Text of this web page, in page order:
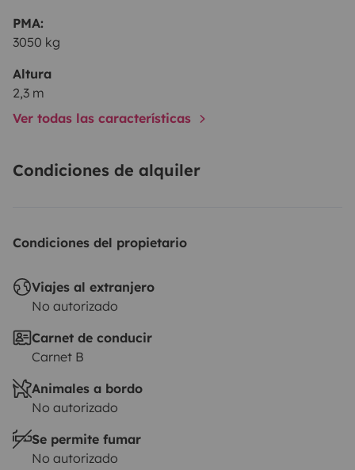
PMA:
3050 kg
Altura
2,3 m
Ver todas las características
Condiciones de alquiler
Condiciones del propietario
Viajes al extranjero
No autorizado
Carnet de conducir
Carnet B
Animales a bordo
No autorizado
Se permite fumar
No autorizado